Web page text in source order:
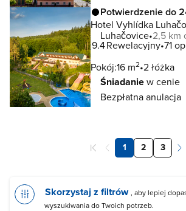
Potwierdzenie do
Hotel Vyhlídka
Luhačovice 2,5 km
9.4Rewelacyjny 71
Pokój:16 m2 2 łóżka
Śniadaniew cenie
Bezpłatna anulacja
1 2 3
Skorzystaj z filtrów , aby lepiej
wyszukiwania do Twoich potrzeb.